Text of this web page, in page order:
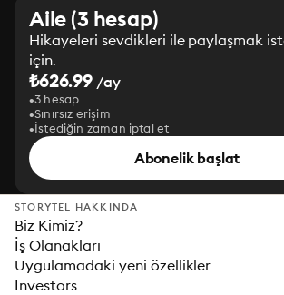
Aile (3 hesap)
Hikayeleri sevdikleri ile paylaşmak
için.
₺626.99 /ay
3 hesap
Sınırsız erişim
İstediğin zaman iptal et
Abonelik başlat
STORYTEL HAKKINDA
Biz Kimiz?
İş Olanakları
Uygulamadaki yeni özellikler
Investors